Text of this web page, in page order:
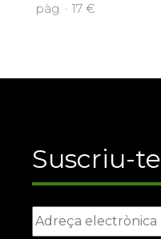
pàg. · 17 €
Suscriu-te